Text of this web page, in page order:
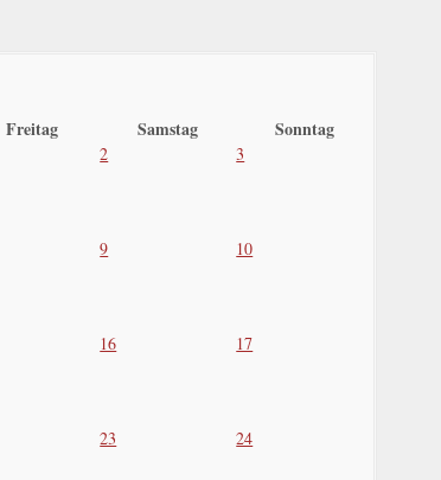
Freitag Samstag Sonntag
2 3
9 10
16 17
23 24